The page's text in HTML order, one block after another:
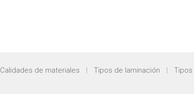
Calidades de materiales Tipos de laminación